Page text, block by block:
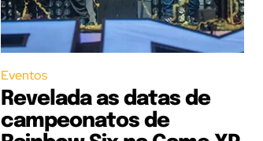
Eventos
Revelada as datas de
campeonatos de